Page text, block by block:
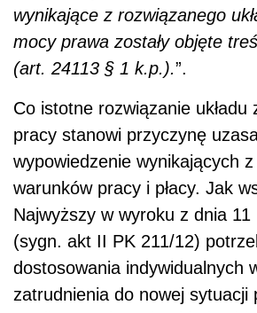
wynikające z rozwiązanego
mocy prawa zostały objęte
(art. 24113 § 1 k.p.).”.
Co istotne rozwiązanie układu
pracy stanowi przyczynę
wypowiedzenie wynikających
warunków pracy i płacy. Jak
Najwyższy w wyroku z dnia 11
(sygn. akt II PK 211/12)
dostosowania indywidualnych
zatrudnienia do nowej sytuacji